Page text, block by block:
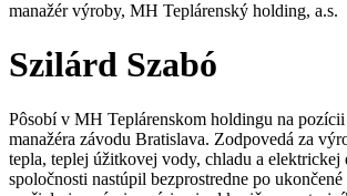
manažér výroby, MH Teplárenský holding, a.s.
Szilárd Szabó
Pôsobí v MH Teplárenskom holdingu na
manažéra závodu Bratislava. Zodpovedá za
tepla, teplej úžitkovej vody, chladu a elektrickej
spoločnosti nastúpil bezprostredne po ukončené